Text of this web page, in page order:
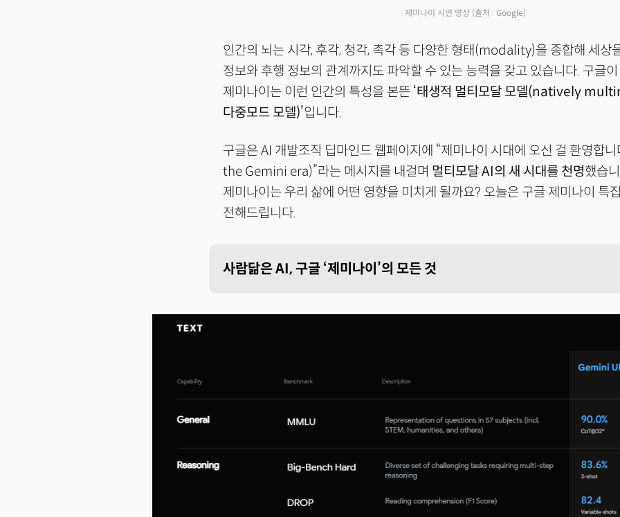
제미나이 시연 영상 (출처 : Google)
인간의 뇌는 시각, 후각, 청각, 촉각 등 다양한 형태(modality)을 종합해 세상
정보와 후행 정보의 관계까지도 파악할 수 있는 능력을 갖고 있습니다. 구글
제미나이는 이런 인간의 특성을 본뜬 ‘태생적 멀티모달 모델(natively
다중모드 모델)’입니다.
구글은 AI 개발조직 딥마인드 웹페이지에 “제미나이 시대에 오신 걸 환영합
the Gemini era)”라는 메시지를 내걸며 멀티모달 AI의 새 시대를 천명했습
제미나이는 우리 삶에 어떤 영향을 미치게 될까요? 오늘은 구글 제미나이 특
전해드립니다.
사람닮은 AI, 구글 ‘제미나이’의 모든 것